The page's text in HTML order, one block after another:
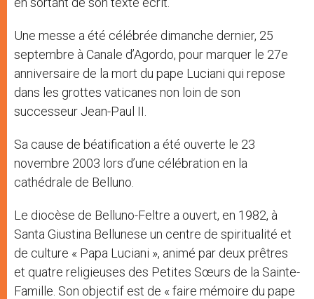
Une messe a été célébrée dimanche dernier, 25
septembre à Canale d’Agordo, pour marquer le 27e
anniversaire de la mort du pape Luciani qui repose
dans les grottes vaticanes non loin de son
successeur Jean-Paul II.
Sa cause de béatification a été ouverte le 23
novembre 2003 lors d’une célébration en la
cathédrale de Belluno.
Le diocèse de Belluno-Feltre a ouvert, en 1982, à
Santa Giustina Bellunese un centre de spiritualité et
de culture « Papa Luciani », animé par deux prêtres
et quatre religieuses des Petites Sœurs de la Sainte-
Famille. Son objectif est de « faire mémoire du pape